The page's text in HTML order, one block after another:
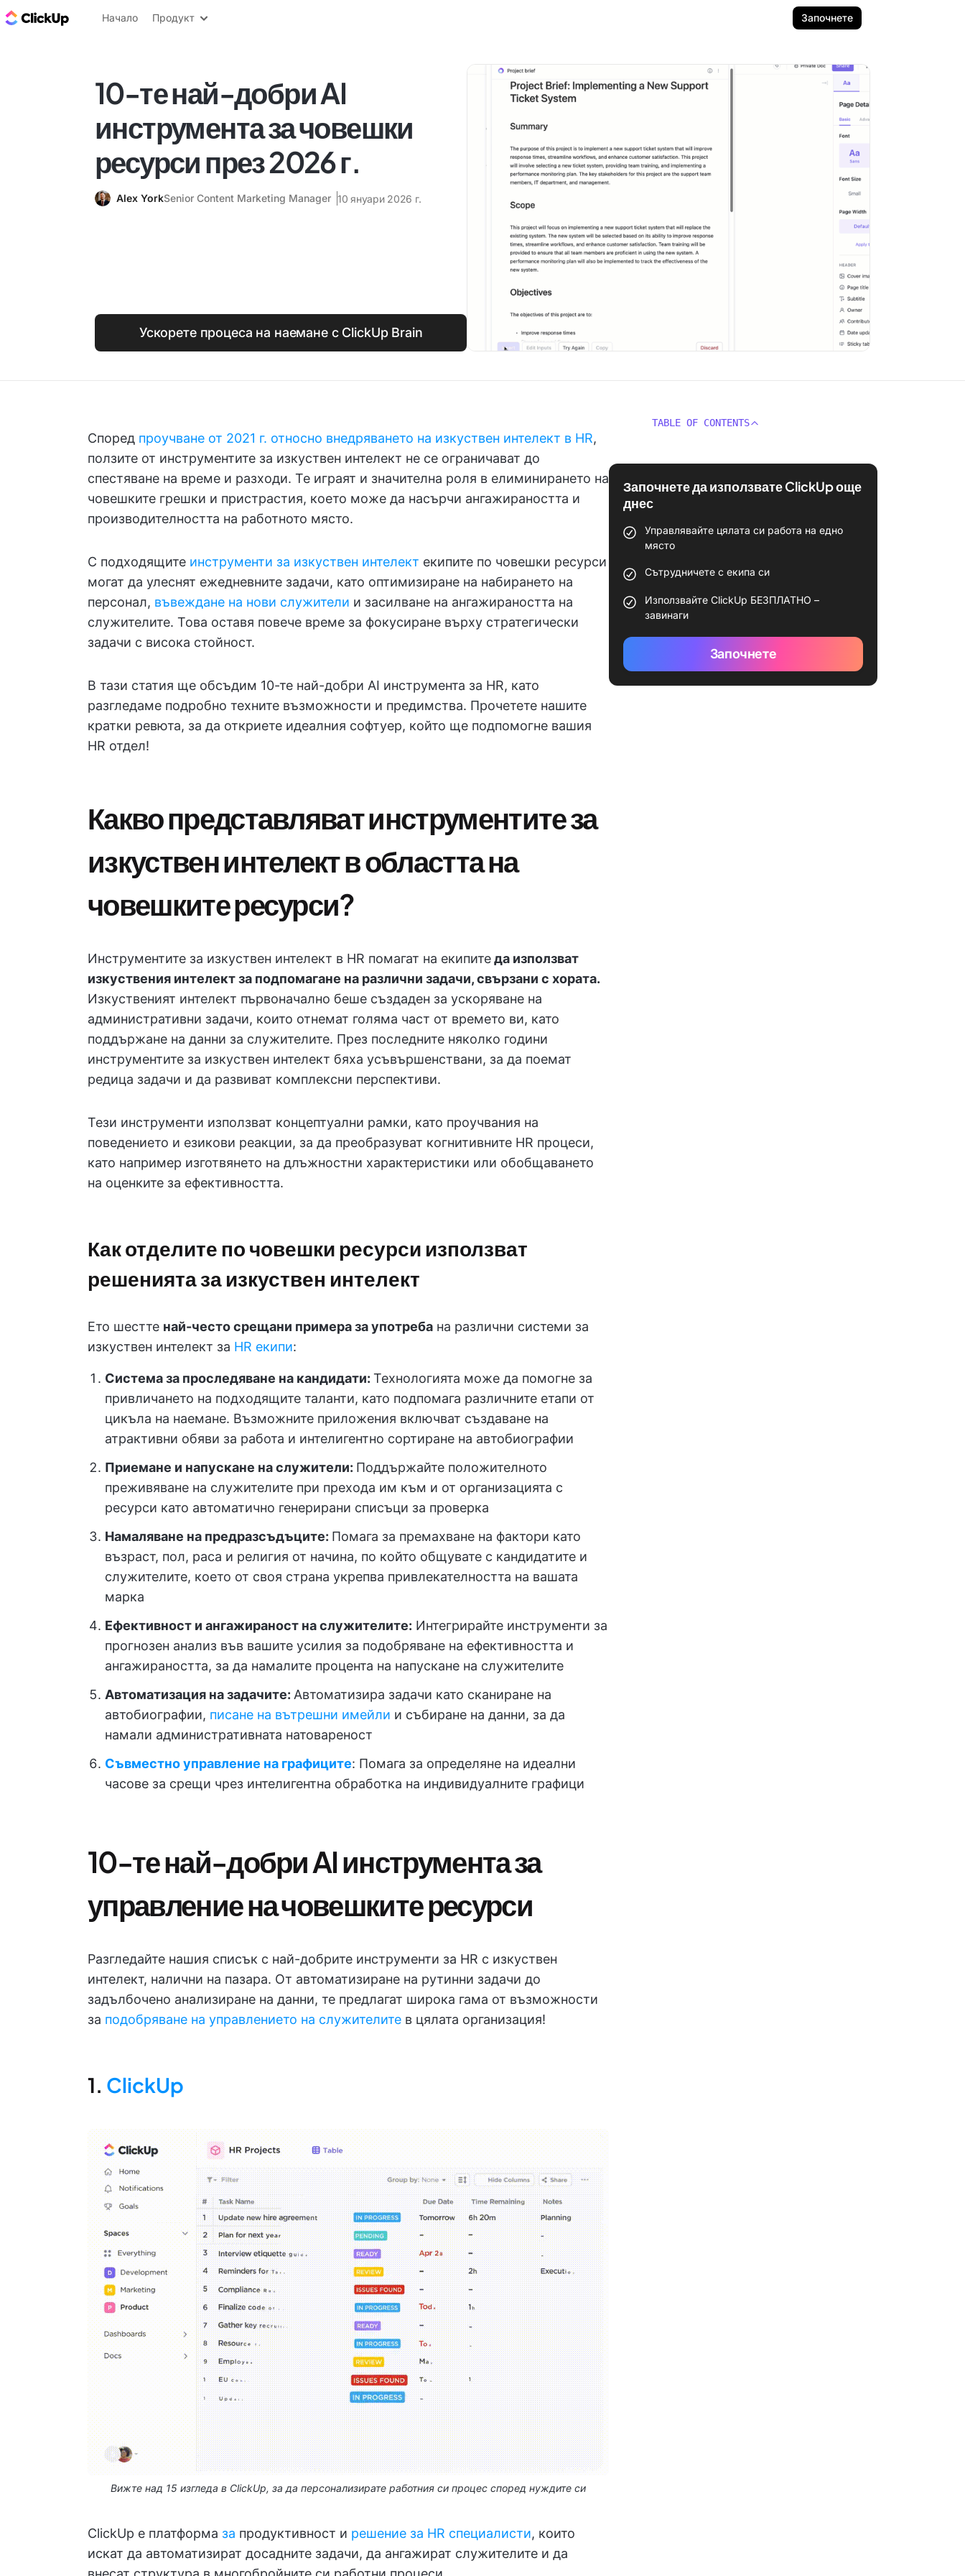
ClickUp блог
Начало Продукт Започнете
10-те най-добри AI
инструмента за човешки
ресурси през 2026 г.
Alex YorkSenior Content Marketing Manager 10 януари 2026 г.
Ускорете процеса на наемане с ClickUp Brain
Според проучване от 2021 г. относно внедряването на изкуствен интелект в HR,
ползите от инструментите за изкуствен интелект не се ограничават до
спестяване на време и разходи. Те играят и значителна роля в елиминирането на
човешките грешки и пристрастия, което може да насърчи ангажираността и
производителността на работното място.
С подходящите инструменти за изкуствен интелект екипите по човешки ресурси
могат да улеснят ежедневните задачи, като оптимизиране на набирането на
персонал, въвеждане на нови служители и засилване на ангажираността на
служителите. Това оставя повече време за фокусиране върху стратегически
задачи с висока стойност.
В тази статия ще обсъдим 10-те най-добри AI инструмента за HR, като
разгледаме подробно техните възможности и предимства. Прочетете нашите
кратки ревюта, за да откриете идеалния софтуер, който ще подпомогне вашия
HR отдел!
Какво представляват инструментите за
изкуствен интелект в областта на
човешките ресурси?
Инструментите за изкуствен интелект в HR помагат на екипитеда използват
изкуствения интелект за подпомагане на различни задачи, свързани с хората.
Изкуственият интелект първоначално беше създаден за ускоряване на
административни задачи, които отнемат голяма част от времето ви, като
поддържане на данни за служителите. През последните няколко години
инструментите за изкуствен интелект бяха усъвършенствани, за да поемат
редица задачи и да развиват комплексни перспективи.
Тези инструменти използват концептуални рамки, като проучвания на
поведението и езикови реакции, за да преобразуват когнитивните HR процеси,
като например изготвянето на длъжностни характеристики или обобщаването
на оценките за ефективността.
Как отделите по човешки ресурси използват
решенията за изкуствен интелект
Ето шестте най-често срещани примера за употреба на различни системи за
изкуствен интелект за HR екипи:
Система за проследяване на кандидати: Технологията може да помогне за
привличането на подходящите таланти, като подпомага различните етапи от
цикъла на наемане. Възможните приложения включват създаване на
атрактивни обяви за работа и интелигентно сортиране на автобиографии
Приемане и напускане на служители: Поддържайте положителното
преживяване на служителите при прехода им към и от организацията с
ресурси като автоматично генерирани списъци за проверка
Намаляване на предразсъдъците: Помага за премахване на фактори като
възраст, пол, раса и религия от начина, по който общувате с кандидатите и
служителите, което от своя страна укрепва привлекателността на вашата
марка
Ефективност и ангажираност на служителите: Интегрирайте инструменти за
прогнозен анализ във вашите усилия за подобряване на ефективността и
ангажираността, за да намалите процента на напускане на служителите
Автоматизация на задачите: Автоматизира задачи като сканиране на
автобиографии, писане на вътрешни имейли и събиране на данни, за да
намали административната натовареност
Съвместно управление на графиците: Помага за определяне на идеални
часове за срещи чрез интелигентна обработка на индивидуалните графици
10-те най-добри AI инструмента за
управление на човешките ресурси
Разгледайте нашия списък с най-добрите инструменти за HR с изкуствен
интелект, налични на пазара. От автоматизиране на рутинни задачи до
задълбочено анализиране на данни, те предлагат широка гама от възможности
за подобряване на управлението на служителите в цялата организация!
1. ClickUp
Вижте над 15 изгледа в ClickUp, за да персонализирате работния си процес според нуждите си
ClickUp е платформа за продуктивност и решение за HR специалисти, които
искат да автоматизират досадните задачи, да ангажират служителите и да
TABLE OF CONTENTS
Започнете да използвате ClickUp още
днес
Управлявайте цялата си работа на едно
място
Сътрудничете с екипа си
Използвайте ClickUp БЕЗПЛАТНО –
завинаги
Започнете